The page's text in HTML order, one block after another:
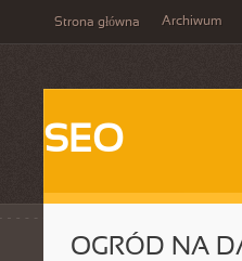
Strona główna Archiwum
SEO
OGRÓD NA